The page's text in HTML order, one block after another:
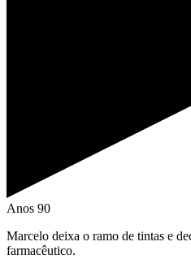
Anos 90
Marcelo deixa o ramo de tintas e
farmacêutico.